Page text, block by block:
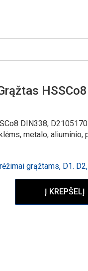
DIN338,
metalo, aliuminio,
grąžtams, D1. D2,
Į KREPŠELĮ